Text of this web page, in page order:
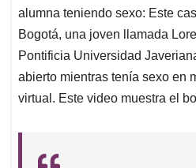
alumna teniendo sexo: Este
Bogotá, una joven llamada
Pontificia Universidad
abierto mientras tenía sexo en
virtual. Este video muestra el